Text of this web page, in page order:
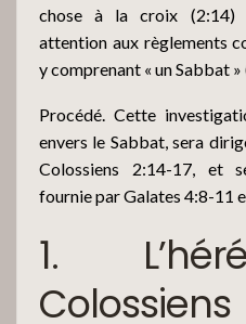
chose à la croix (2:14)
attention aux règlements
y comprenant « un Sabbat »
Procédé. Cette
envers le Sabbat, sera
Colossiens 2:14-17, et
fournie par Galates 4:8-11
1.
Colossiens